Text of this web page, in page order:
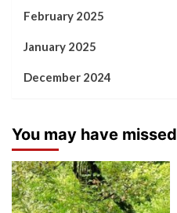
February 2025
January 2025
December 2024
You may have missed